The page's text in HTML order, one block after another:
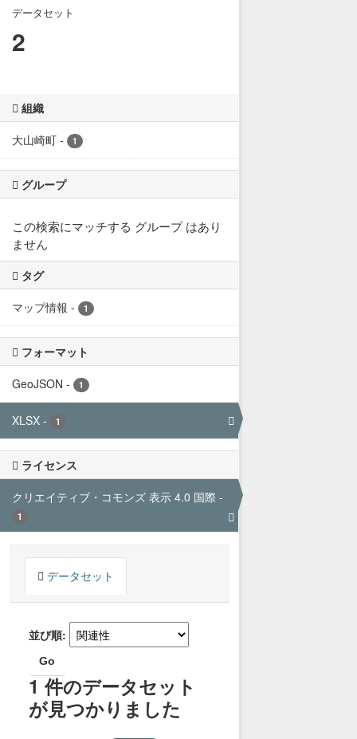
データセット
2
組織
大山崎町 - 1
グループ
この検索にマッチする グループ はあり
ません
タグ
マップ情報 - 1
フォーマット
GeoJSON - 1
XLSX - 1
ライセンス
クリエイティブ・コモンズ 表示 4.0 国際 -
1
データセット
並び順
Go
1 件のデータセット
が見つかりました